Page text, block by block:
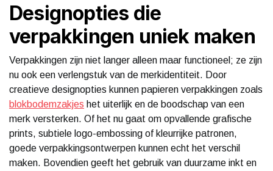
Designopties die
verpakkingen uniek maken
Verpakkingen zijn niet langer alleen maar functioneel; ze zijn
nu ook een verlengstuk van de merkidentiteit. Door
creatieve designopties kunnen papieren verpakkingen zoals
blokbodemzakjes het uiterlijk en de boodschap van een
merk versterken. Of het nu gaat om opvallende grafische
prints, subtiele logo-embossing of kleurrijke patronen,
goede verpakkingsontwerpen kunnen echt het verschil
maken. Bovendien geeft het gebruik van duurzame inkt en